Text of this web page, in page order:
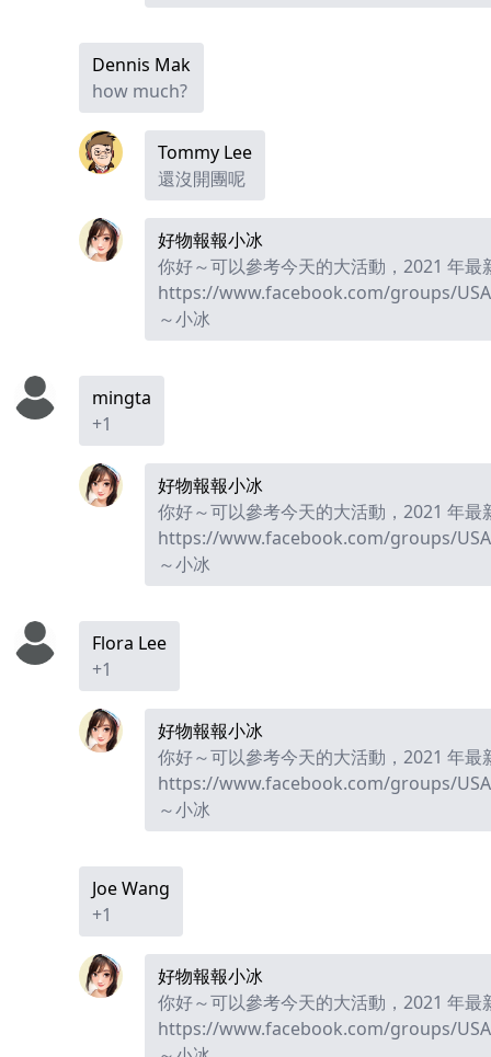
Dennis Mak
how much?
Tommy Lee
還沒開團呢
好物報報小冰
你好～可以參考今天的大活動，2021 年最
https://www.facebook.com/groups/
～小冰
mingta
+1
好物報報小冰
你好～可以參考今天的大活動，2021 年最
https://www.facebook.com/groups/
～小冰
Flora Lee
+1
好物報報小冰
你好～可以參考今天的大活動，2021 年最
https://www.facebook.com/groups/
～小冰
Joe Wang
+1
好物報報小冰
你好～可以參考今天的大活動，2021 年最
https://www.facebook.com/groups/